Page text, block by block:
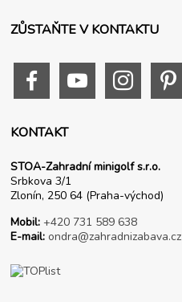
ZŮSTAŇTE V KONTAKTU
KONTAKT
STOA-Zahradní minigolf s.r.o.
Srbkova 3/1
Zlonín, 250 64 (Praha-východ)
Mobil: +420 731 589 638
E-mail: ondra@zahradnizabava.cz